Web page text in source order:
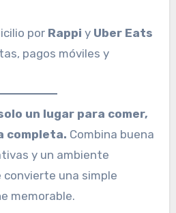
por Rappi y Uber Eats
pagos móviles y
un lugar para comer,
completa. Combina buena
y un ambiente
convierte una simple
memorable.